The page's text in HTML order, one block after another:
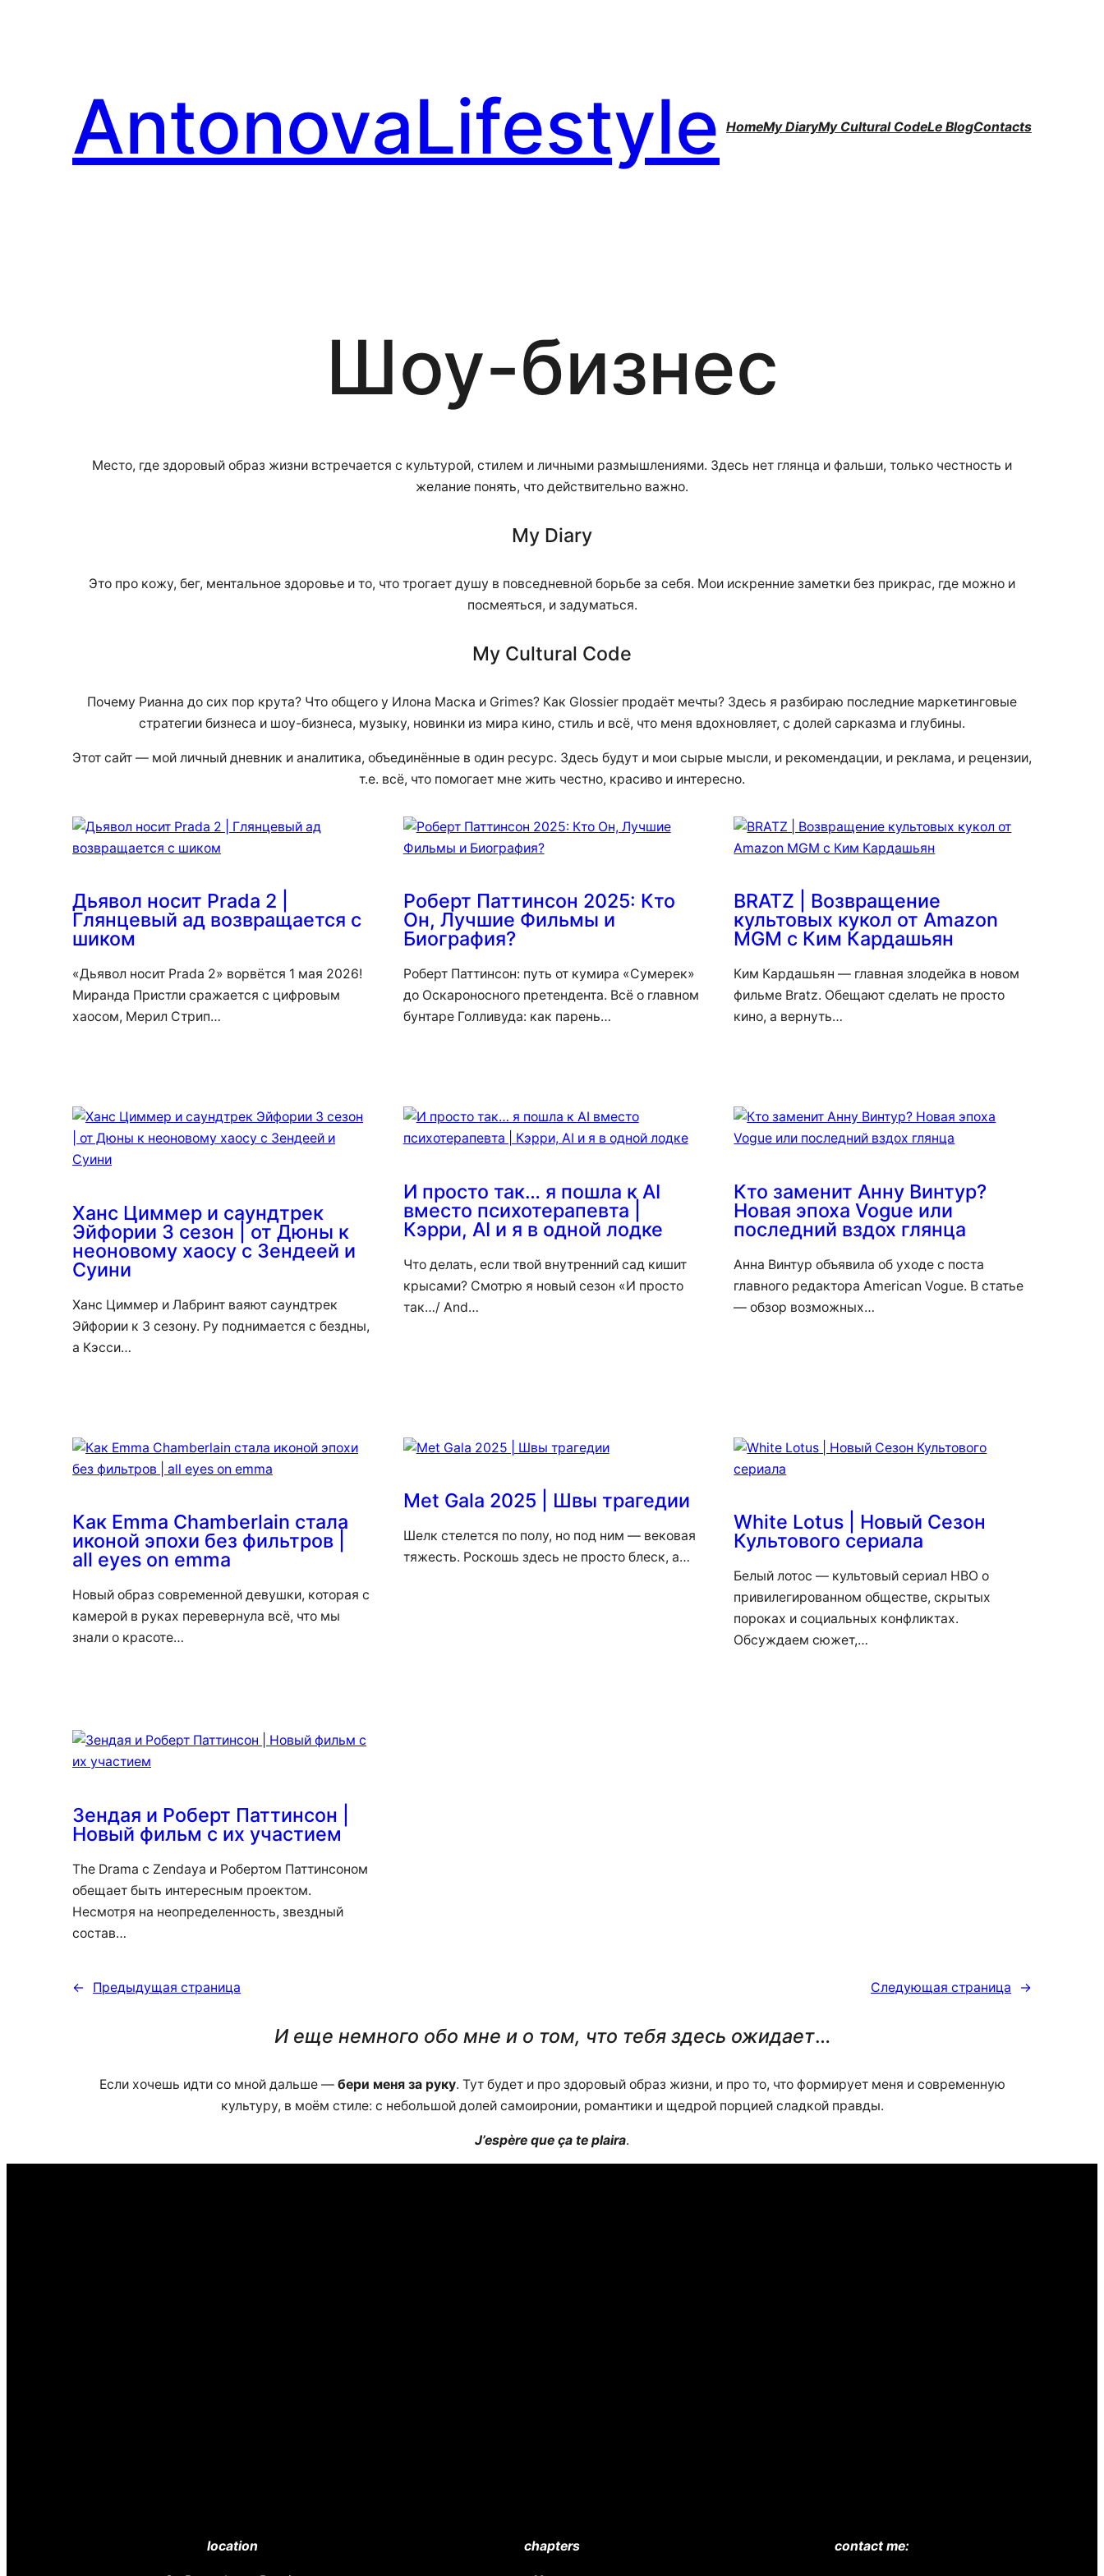
AntonovaLifestyle HomeMy DiaryMy Cultural CodeLe BlogContacts
Шоу-бизнес
Место, где здоровый образ жизни встречается с культурой, стилем и личными размышлениями. Здесь нет глянца и фальши, только честность и
желание понять, что действительно важно.
My Diary
Это про кожу, бег, ментальное здоровье и то, что трогает душу в повседневной борьбе за себя. Мои искренние заметки без прикрас, где можно и
посмеяться, и задуматься.
My Cultural Code
Почему Рианна до сих пор крута? Что общего у Илона Маска и Grimes? Как Glossier продаёт мечты? Здесь я разбираю последние маркетинговые
стратегии бизнеса и шоу-бизнеса, музыку, новинки из мира кино, стиль и всё, что меня вдохновляет, с долей сарказма и глубины.
Этот сайт — мой личный дневник и аналитика, объединённые в один ресурс. Здесь будут и мои сырые мысли, и рекомендации, и реклама, и рецензии,
т.е. всё, что помогает мне жить честно, красиво и интересно.
Дьявол носит Prada 2 |
Глянцевый ад возвращается с
шиком
«Дьявол носит Prada 2» ворвётся 1 мая 2026!
Миранда Пристли сражается с цифровым
хаосом, Мерил Стрип…
Роберт Паттинсон 2025: Кто
Он, Лучшие Фильмы и
Биография?
Роберт Паттинсон: путь от кумира «Сумерек»
до Оскароносного претендента. Всё о главном
бунтаре Голливуда: как парень…
BRATZ | Возвращение
культовых кукол от Amazon
MGM с Ким Кардашьян
Ким Кардашьян — главная злодейка в новом
фильме Bratz. Обещают сделать не просто
кино, а вернуть…
Ханс Циммер и саундтрек
Эйфории 3 сезон | от Дюны к
неоновому хаосу с Зендеей и
Суини
Ханс Циммер и Лабринт ваяют саундтрек
Эйфории к 3 сезону. Ру поднимается с бездны,
а Кэсси…
И просто так… я пошла к AI
вместо психотерапевта |
Кэрри, AI и я в одной лодке
Что делать, если твой внутренний сад кишит
крысами? Смотрю я новый сезон «И просто
так…/ And…
Кто заменит Анну Винтур?
Новая эпоха Vogue или
последний вздох глянца
Анна Винтур объявила об уходе с поста
главного редактора American Vogue. В статье
— обзор возможных…
Как Emma Chamberlain стала
иконой эпохи без фильтров |
all eyes on emma
Новый образ современной девушки, которая с
камерой в руках перевернула всё, что мы
знали о красоте…
Met Gala 2025 | Швы трагедии
Шелк стелется по полу, но под ним — вековая
тяжесть. Роскошь здесь не просто блеск, а…
White Lotus | Новый Сезон
Культового сериала
Белый лотос — культовый сериал HBO о
привилегированном обществе, скрытых
пороках и социальных конфликтах.
Обсуждаем сюжет,…
Зендая и Роберт Паттинсон |
Новый фильм с их участием
The Drama с Zendaya и Робертом Паттинсоном
обещает быть интересным проектом.
Несмотря на неопределенность, звездный
состав…
← Предыдущая страница Следующая страница →
И еще немного обо мне и о том, что тебя здесь ожидает…
Если хочешь идти со мной дальше — бери меня за руку. Тут будет и про здоровый образ жизни, и про то, что формирует меня и современную
культуру, в моём стиле: с небольшой долей самоиронии, романтики и щедрой порцией сладкой правды.
J’espère que ça te plaira.
location chapters contact me: